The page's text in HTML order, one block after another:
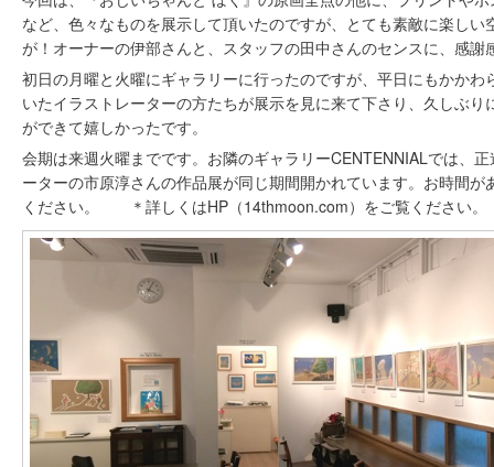
など、色々なものを展示して頂いたのですが、とても素敵に楽しい
が！オーナーの伊部さんと、スタッフの田中さんのセンスに、感謝
初日の月曜と火曜にギャラリーに行ったのですが、平日にもかかわ
いたイラストレーターの方たちが展示を見に来て下さり、久しぶり
ができて嬉しかったです。
会期は来週火曜までです。お隣のギャラリーCENTENNIALでは、
ーターの市原淳さんの作品展が同じ期間開かれています。お時間が
ください。 ＊詳しくはHP（14thmoon.com）をご覧ください。